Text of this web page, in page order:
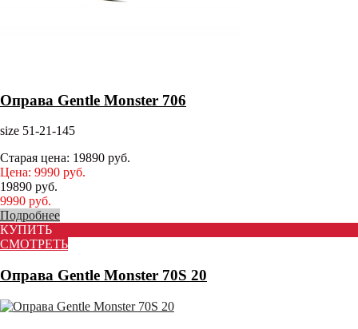
Оправа Gentle Monster 706
size 51-21-145
Старая цена: 19890 руб.
Цена: 9990 руб.
19890 руб.
9990 руб.
Подробнее
КУПИТЬ
СМОТРЕТЬ
Оправа Gentle Monster 70S 20